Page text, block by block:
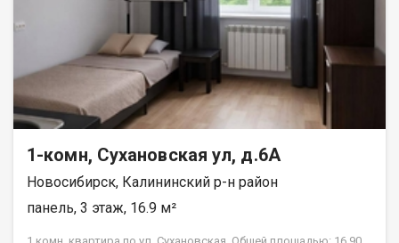
1-комн, Сухановская ул, д.6А
Новосибирск, Калининский р-н район
панель, 3 этаж, 16.9 м²